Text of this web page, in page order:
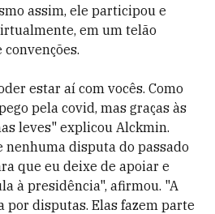
assim, ele participou e
em um telão
estar aí com vocês. Como
pela covid, mas graças às
leves" explicou Alckmin.
nenhuma disputa do passado
que eu deixe de apoiar e
à presidência", afirmou. "A
por disputas. Elas fazem parte